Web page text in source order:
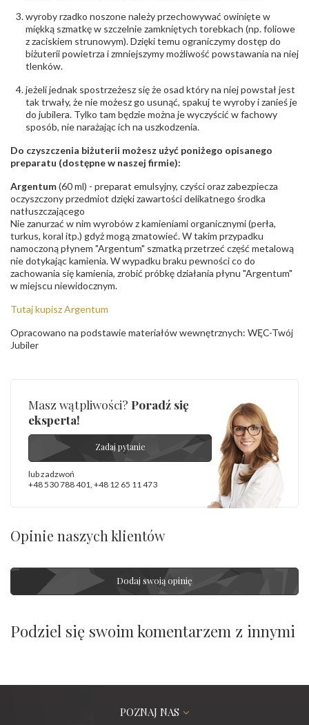
wyroby rzadko noszone należy przechowywać owinięte w
miękką szmatkę w szczelnie zamkniętych torebkach (np. foliowe
z zaciskiem strunowym). Dzięki temu ograniczymy dostęp do
biżuterii powietrza i zmniejszymy możliwość powstawania na niej
tlenków.
jeżeli jednak spostrzeżesz się że osad który na niej powstał jest
tak trwały, że nie możesz go usunąć, spakuj te wyroby i zanieś je
do jubilera. Tylko tam będzie można je wyczyścić w fachowy
sposób, nie narażając ich na uszkodzenia.
Do czyszczenia biżuterii możesz użyć poniżego opisanego
preparatu (dostępne w naszej firmie):
Argentum(60 ml) - preparat emulsyjny, czyści oraz zabezpiecza
oczyszczony przedmiot dzięki zawartości delikatnego środka
natłuszczającego
Nie zanurzać w nim wyrobów z kamieniami organicznymi (perła,
turkus, koral itp.) gdyż mogą zmatowieć. W takim przypadku
namoczoną płynem "Argentum" szmatką przetrzeć część metalową
nie dotykając kamienia. W wypadku braku pewności co do
zachowania się kamienia, zrobić próbkę działania płynu "Argentum"
w miejscu niewidocznym.
Tutaj kupisz Argentum
Opracowano na podstawie materiałów wewnętrznych: WĘC-Twój
Jubiler
Masz wątpliwości? Poradź się
eksperta!
Zadaj pytanie
lub zadzwoń
+48 530 788 401, +48 12 65 11 473
Opinie naszych klientów
Dodaj swoją opinię
Podziel się swoim komentarzem z innymi
POZNAJ NAS